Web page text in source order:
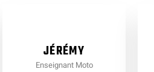
JÉRÉMY
Enseignant Moto